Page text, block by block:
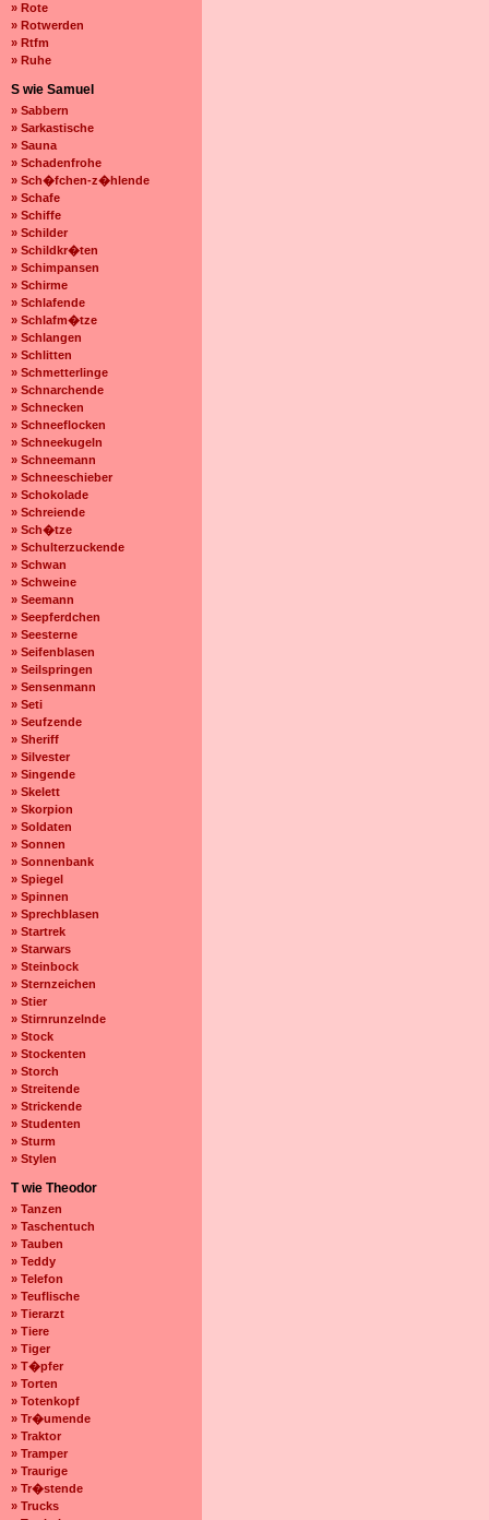
» Rote
» Rotwerden
» Rtfm
» Ruhe
S wie Samuel
» Sabbern
» Sarkastische
» Sauna
» Schadenfrohe
» Sch�fchen-z�hlende
» Schafe
» Schiffe
» Schilder
» Schildkr�ten
» Schimpansen
» Schirme
» Schlafende
» Schlafm�tze
» Schlangen
» Schlitten
» Schmetterlinge
» Schnarchende
» Schnecken
» Schneeflocken
» Schneekugeln
» Schneemann
» Schneeschieber
» Schokolade
» Schreiende
» Sch�tze
» Schulterzuckende
» Schwan
» Schweine
» Seemann
» Seepferdchen
» Seesterne
» Seifenblasen
» Seilspringen
» Sensenmann
» Seti
» Seufzende
» Sheriff
» Silvester
» Singende
» Skelett
» Skorpion
» Soldaten
» Sonnen
» Sonnenbank
» Spiegel
» Spinnen
» Sprechblasen
» Startrek
» Starwars
» Steinbock
» Sternzeichen
» Stier
» Stirnrunzelnde
» Stock
» Stockenten
» Storch
» Streitende
» Strickende
» Studenten
» Sturm
» Stylen
T wie Theodor
» Tanzen
» Taschentuch
» Tauben
» Teddy
» Telefon
» Teuflische
» Tierarzt
» Tiere
» Tiger
» T�pfer
» Torten
» Totenkopf
» Tr�umende
» Traktor
» Tramper
» Traurige
» Tr�stende
» Trucks